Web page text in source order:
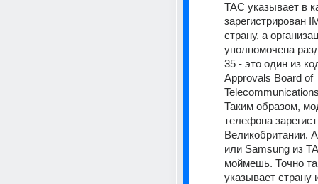
TAC указывает в
зарегистрирован
страну, а
уполномочена
35 - это один из
Approvals Board of
Таким образом,
телефона
Великобритании.
или Samsung из
моймешь. Точно
указывает страну